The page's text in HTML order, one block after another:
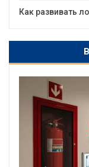
Как развивать